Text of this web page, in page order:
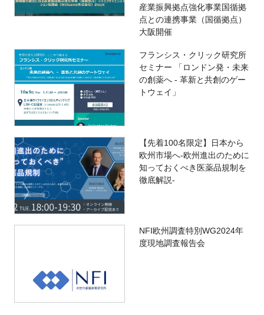
産業振興拠点強化事業国循拠
点との連携事業（国循拠点）
大阪開催
フランシス・クリック研究所
セミナー 「ロンドン発・未来
の創薬へ - 革新と共創のゲー
トウェイ」
【先着100名限定】日本から
欧州市場へ-欧州進出のために
知っておくべき医薬品規制を
徹底解説-
NFI欧州調査特別WG2024年
度現地調査報告会